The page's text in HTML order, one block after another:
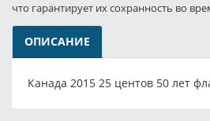
что гарантирует их сохранность во
ОПИСАНИЕ
Канада 2015 25 центов 50 лет